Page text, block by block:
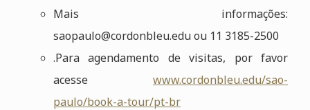
Mais informações:
saopaulo@cordonbleu.edu ou 11 3185-2500
.Para agendamento de visitas, por favor
acessewww.cordonbleu.edu/sao-
paulo/book-a-tour/pt-br